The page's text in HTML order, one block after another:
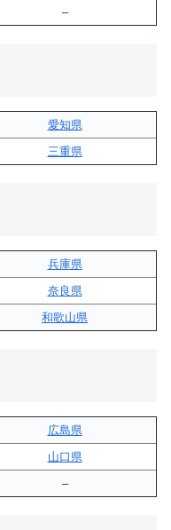
–
愛知県
三重県
兵庫県
奈良県
和歌山県
広島県
山口県
–